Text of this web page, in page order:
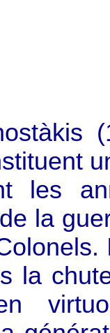
les
la
la